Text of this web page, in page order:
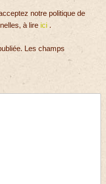
notre politique de
à lire ici .
Les champs